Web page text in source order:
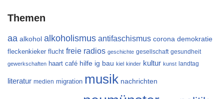
Themen
aa alkohol alkoholismus antifaschismus corona demokratie
fleckenkieker flucht freie radios geschichte gesellschaft gesundheit
gewerkschaften haart café hilfe ig bau kiel kinder kultur kunst landtag
literatur medien migration musik nachrichten